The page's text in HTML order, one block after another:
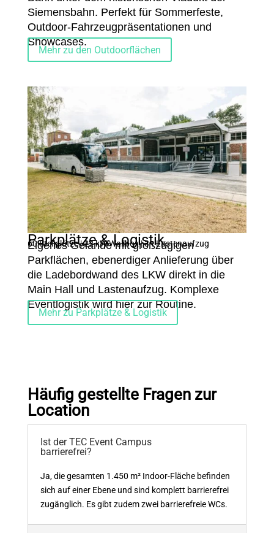
Siemensbahn. Perfekt für Sommerfeste,
Outdoor-Fahrzeugpräsentationen und
Showcases.
Mehr zu den Outdoorflächen
Parkplätze & Logistik
60 Stellplätze | 22 kW Wallbox | 3 t Lastenaufzug
Eigenes Gelände mit großzügigen
Parkflächen, ebenerdiger Anlieferung über
die Ladebordwand des LKW direkt in die
Main Hall und Lastenaufzug. Komplexe
Eventlogistik wird hier zur Routine.
Mehr zu Parkplätze & Logistik
Häufig gestellte Fragen zur
Location
Ist der TEC Event Campus
barrierefrei?
Ja, die gesamten 1.450 m² Indoor-Fläche befinden
sich auf einer Ebene und sind komplett barrierefrei
zugänglich. Es gibt zudem zwei barrierefreie WCs.